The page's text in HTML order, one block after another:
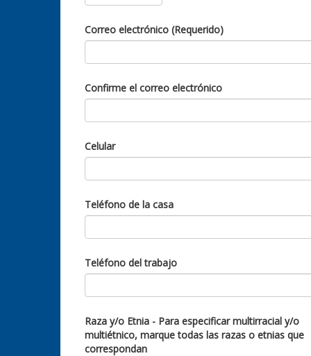
Correo electrónico (Requerido)
Confirme el correo electrónico
Celular
Teléfono de la casa
Teléfono del trabajo
Raza y/o Etnia - Para especificar multirracial y/o
multiétnico, marque todas las razas o etnias que
correspondan